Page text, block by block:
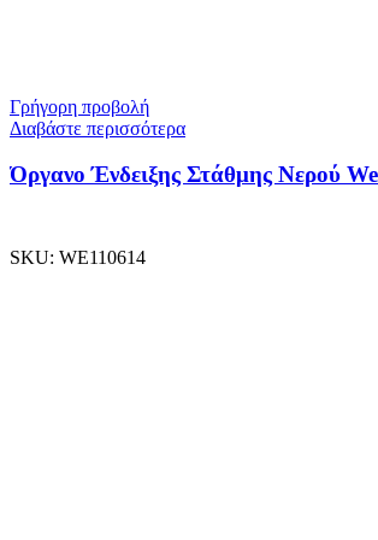
Γρήγορη προβολή
Διαβάστε περισσότερα
Όργανο Ένδειξης Στάθμης Νερού
SKU: WE110614